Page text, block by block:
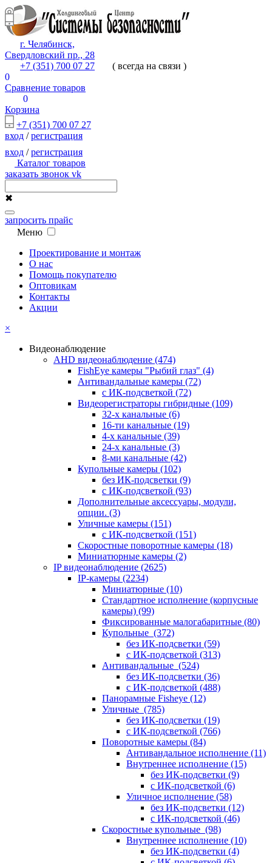
г. Челябинск,
Свердловский пр., 28
+7 (351) 700 07 27
( всегда на связи )
0
Сравнение товаров
0
Корзина
+7 (351) 700 07 27
вход /регистрация
вход /регистрация
Каталог товаров
заказать звонок vk
✖
запросить прайс
Меню
Проектирование и монтаж
О нас
Помощь покупателю
Оптовикам
Контакты
Акции
×
Видеонаблюдение
AHD видеонаблюдение (474)
FishEye камеры "Рыбий глаз" (4)
Антивандальные камеры (72)
с ИК-подсветкой (72)
Видеорегистраторы гибридные (109)
32-х канальные (6)
16-ти канальные (19)
4-х канальные (39)
24-х канальные (3)
8-ми канальные (42)
Купольные камеры (102)
без ИК-подсветки (9)
с ИК-подсветкой (93)
Дополнительные аксессуары, модули,
опции. (3)
Уличные камеры (151)
с ИК-подсветкой (151)
Скоростные поворотные камеры (18)
Миниатюрные камеры (2)
IP видеонаблюдение (2625)
IP-камеры (2234)
Миниатюрные (10)
Стандартное исполнение (корпусные
камеры) (99)
Фиксированные малогабаритные (80)
Купольные (372)
без ИК-подсветки (59)
с ИК-подсветкой (313)
Антивандальные (524)
без ИК-подсветки (36)
с ИК-подсветкой (488)
Панорамные Fisheye (12)
Уличные (785)
без ИК-подсветки (19)
с ИК-подсветкой (766)
Поворотные камеры (84)
Антивандальное исполнение (11)
Внутреннее исполнение (15)
без ИК-подсветки (9)
с ИК-подсветкой (6)
Уличное исполнение (58)
без ИК-подсветки (12)
с ИК-подсветкой (46)
Скоростные купольные (98)
Внутреннее исполнение (10)
без ИК-подсветки (4)